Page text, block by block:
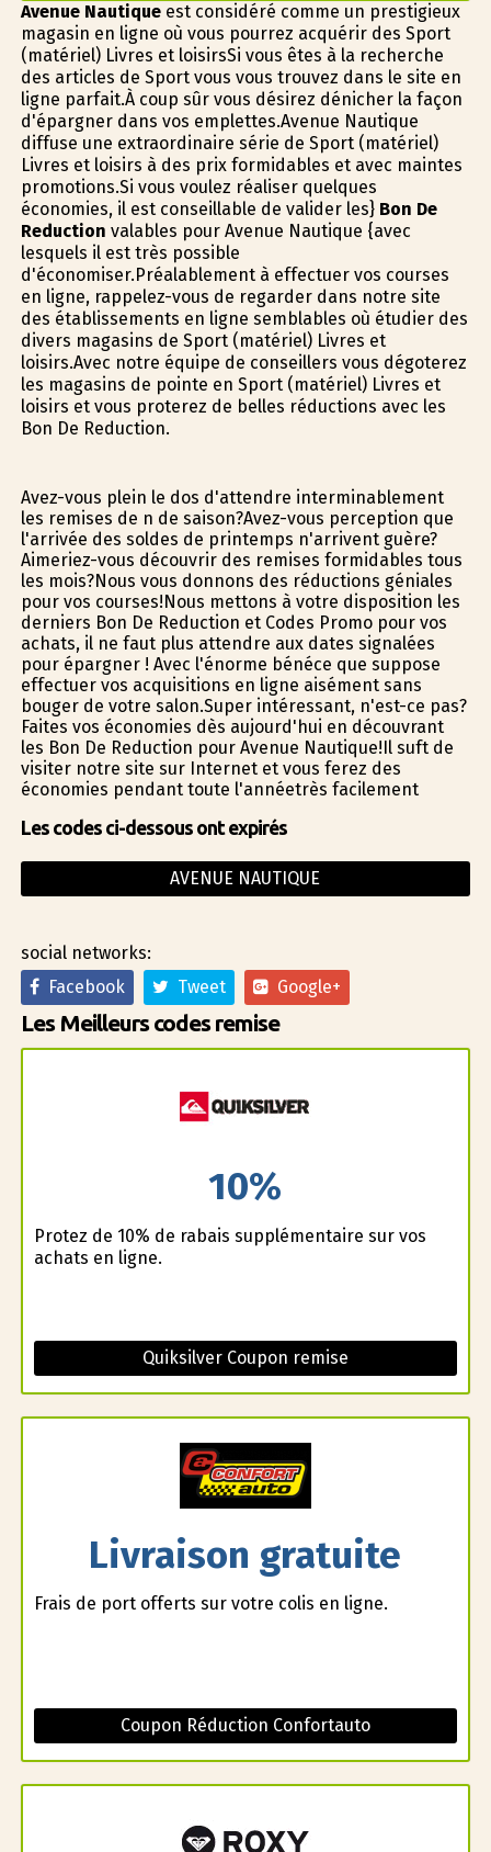
Avenue Nautiqueest considéré comme un prestigieux
magasin en ligne où vous pourrez acquérir des Sport
(matériel) Livres et loisirsSi vous êtes à la recherche
des articles de Sport vous vous trouvez dans le site en
ligne parfait.À coup sûr vous désirez dénicher la façon
d'épargner dans vos emplettes.Avenue Nautique
diffuse une extraordinaire série de Sport (matériel)
Livres et loisirs à des prix formidables et avec maintes
promotions.Si vous voulez réaliser quelques
économies, il est conseillable de valider les} Bon De
Reduction valables pour Avenue Nautique {avec
lesquels il est très possible
d'économiser.Préalablement à effectuer vos courses
en ligne, rappelez-vous de regarder dans notre site
des établissements en ligne semblables où étudier des
divers magasins de Sport (matériel) Livres et
loisirs.Avec notre équipe de conseillers vous dégoterez
les magasins de pointe en Sport (matériel) Livres et
loisirs et vous profiterez de belles réductions avec les
Bon De Reduction.
Avez-vous plein le dos d'attendre interminablement
les remises de fin de saison?Avez-vous perception que
l'arrivée des soldes de printemps n'arrivent guère?
Aimeriez-vous découvrir des remises formidables tous
les mois?Nous vous donnons des réductions géniales
pour vos courses!Nous mettons à votre disposition les
derniers Bon De Reduction et Codes Promo pour vos
achats, il ne faut plus attendre aux dates signalées
pour épargner ! Avec l'énorme bénéfice que suppose
effectuer vos acquisitions en ligne aisément sans
bouger de votre salon.Super intéressant, n'est-ce pas?
Faites vos économies dès aujourd'hui en découvrant
les Bon De Reduction pour Avenue Nautique!Il suffit de
visiter notre site sur Internet et vous ferez des
économies pendant toute l'annéetrès facilement
Les codes ci-dessous ont expirés
AVENUE NAUTIQUE
social networks:
Facebook
Tweet Google+
Les Meilleurs codes remise
10%
Profitez de 10% de rabais supplémentaire sur vos
achats en ligne.
Quiksilver Coupon remise
Livraison gratuite
Frais de port offerts sur votre colis en ligne.
Coupon Réduction Confortauto